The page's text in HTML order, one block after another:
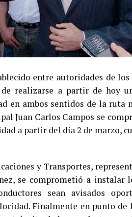
entre autoridades de
realizarse a partir de hoy
en ambos sentidos de la ruta
Juan Carlos Campos se
a partir del día 2 de marzo,
y Transportes,
se comprometió a instalar
sean avisados
Finalmente en punto de